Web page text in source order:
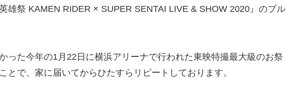
雄祭 KAMEN RIDER × SUPER SENTAI LIVE & SHOW 2020』のブル
った今年の1月22日に横浜アリーナで行われた東映特撮最大級のお祭
とで、家に届いてからひたすらリピートしております。